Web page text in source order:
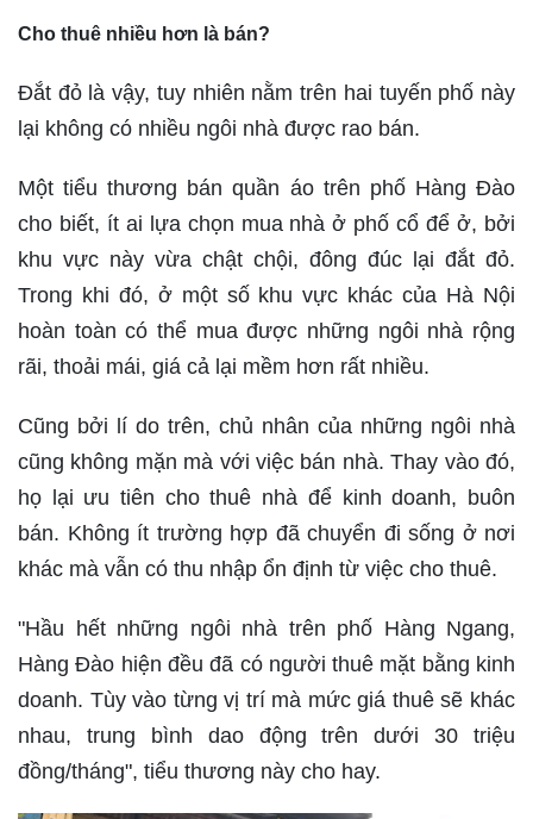
Cho thuê nhiều hơn là bán?
Đắt đỏ là vậy, tuy nhiên nằm trên hai tuyến phố này
lại không có nhiều ngôi nhà được rao bán.
Một tiểu thương bán quần áo trên phố Hàng Đào
cho biết, ít ai lựa chọn mua nhà ở phố cổ để ở, bởi
khu vực này vừa chật chội, đông đúc lại đắt đỏ.
Trong khi đó, ở một số khu vực khác của Hà Nội
hoàn toàn có thể mua được những ngôi nhà rộng
rãi, thoải mái, giá cả lại mềm hơn rất nhiều.
Cũng bởi lí do trên, chủ nhân của những ngôi nhà
cũng không mặn mà với việc bán nhà. Thay vào đó,
họ lại ưu tiên cho thuê nhà để kinh doanh, buôn
bán. Không ít trường hợp đã chuyển đi sống ở nơi
khác mà vẫn có thu nhập ổn định từ việc cho thuê.
"Hầu hết những ngôi nhà trên phố Hàng Ngang,
Hàng Đào hiện đều đã có người thuê mặt bằng kinh
doanh. Tùy vào từng vị trí mà mức giá thuê sẽ khác
nhau, trung bình dao động trên dưới 30 triệu
đồng/tháng", tiểu thương này cho hay.